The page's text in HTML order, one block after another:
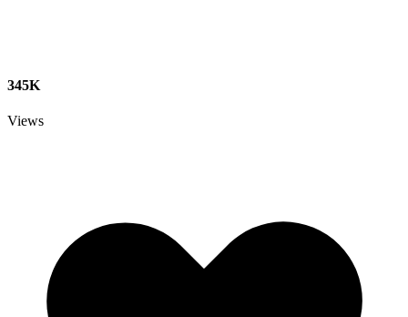
345K
Views